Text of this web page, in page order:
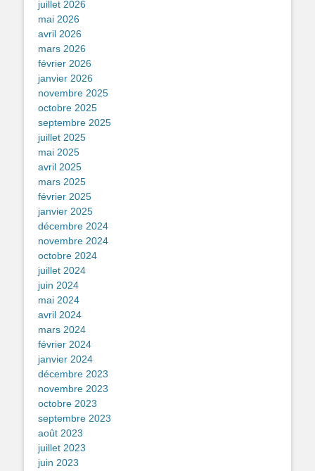
juillet 2026
mai 2026
avril 2026
mars 2026
février 2026
janvier 2026
novembre 2025
octobre 2025
septembre 2025
juillet 2025
mai 2025
avril 2025
mars 2025
février 2025
janvier 2025
décembre 2024
novembre 2024
octobre 2024
juillet 2024
juin 2024
mai 2024
avril 2024
mars 2024
février 2024
janvier 2024
décembre 2023
novembre 2023
octobre 2023
septembre 2023
août 2023
juillet 2023
juin 2023